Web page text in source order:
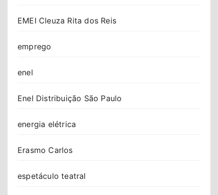
EMEI Cleuza Rita dos Reis
emprego
enel
Enel Distribuição São Paulo
energia elétrica
Erasmo Carlos
espetáculo teatral